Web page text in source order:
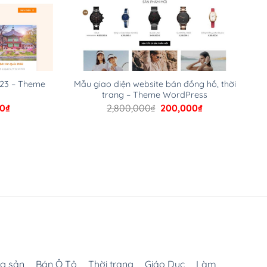
– Theme
₫Giá
Mẫu giao diện website bán đồng hồ, thời
trang – Theme WordPress
2,800,000₫ Giá
200,000₫Giá
sản Bán Ô Tô Thời trang Giáo Dục Làm